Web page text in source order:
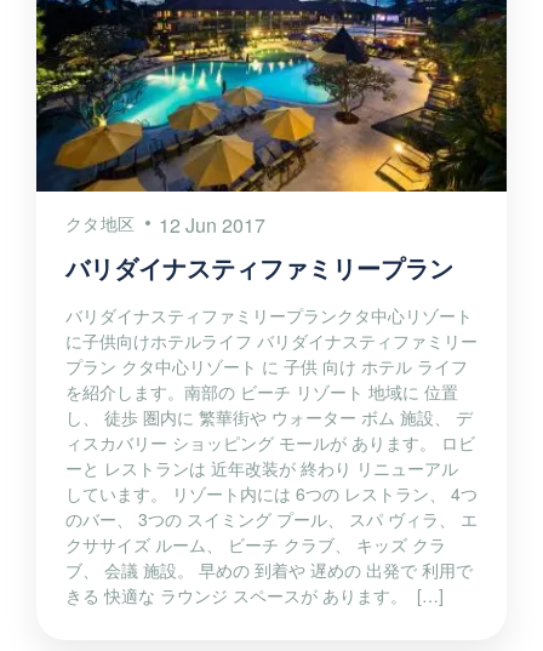
クタ地区 12 Jun 2017
バリダイナスティファミリープラン
バリダイナスティファミリープランクタ中心リゾート
に子供向けホテルライフ バリダイナスティファミリー
プラン クタ中心リゾート に 子供 向け ホテル ライフ
を紹介します。南部の ビーチ リゾート 地域に 位置
し、 徒歩 圏内に 繁華街や ウォーター ボム 施設、 デ
ィスカバリー ショッピング モールが あります。 ロビ
ーと レストランは 近年改装が 終わり リニューアル
しています。 リゾート内には 6つの レストラン、 4つ
のバー、 3つの スイミング プール、 スパ ヴィラ、 エ
クササイズ ルーム、 ビーチ クラブ、 キッズ クラ
ブ、 会議 施設。 早めの 到着や 遅めの 出発で 利用で
きる 快適な ラウンジ スペースが あります。 […]